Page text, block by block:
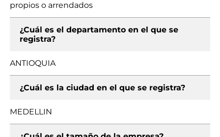
propios o arrendados
¿Cuál es el departamento en el que se
registra?
ANTIOQUIA
¿Cuál es la ciudad en el que se registra?
MEDELLIN